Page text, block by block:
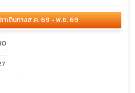
าเดินทางส.ค. 69 - พ.ย. 69
sunny